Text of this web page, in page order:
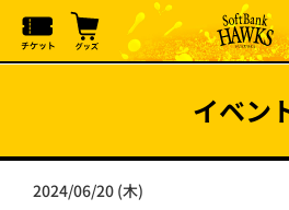
イベン
2024/06/20 (木)